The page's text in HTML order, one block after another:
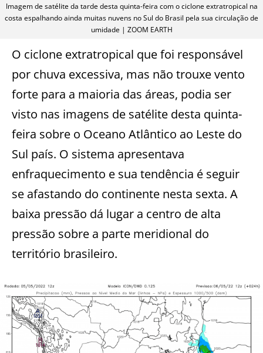
Imagem de satélite da tarde desta quinta-feira com o ciclone extratropical na
costa espalhando ainda muitas nuvens no Sul do Brasil pela sua circulação de
umidade | ZOOM EARTH
O ciclone extratropical que foi responsável
por chuva excessiva, mas não trouxe vento
forte para a maioria das áreas, podia ser
visto nas imagens de satélite desta quinta-
feira sobre o Oceano Atlântico ao Leste do
Sul país. O sistema apresentava
enfraquecimento e sua tendência é seguir
se afastando do continente nesta sexta. A
baixa pressão dá lugar a centro de alta
pressão sobre a parte meridional do
território brasileiro.